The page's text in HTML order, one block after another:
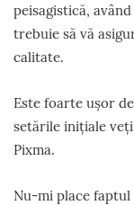
peisagistică,
trebuie să vă
calitate.
Este foarte ușor
setările inițiale
Pixma.
Nu-mi place